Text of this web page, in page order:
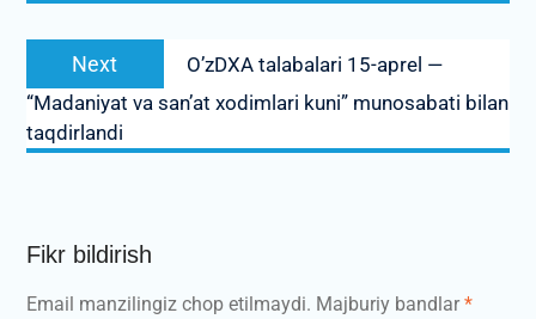
Next
post:
O’zDXA talabalari 15-aprel —
“Madaniyat va san’at xodimlari kuni” munosabati bilan
taqdirlandi
Fikr bildirish
Email manzilingiz chop etilmaydi. Majburiy bandlar*